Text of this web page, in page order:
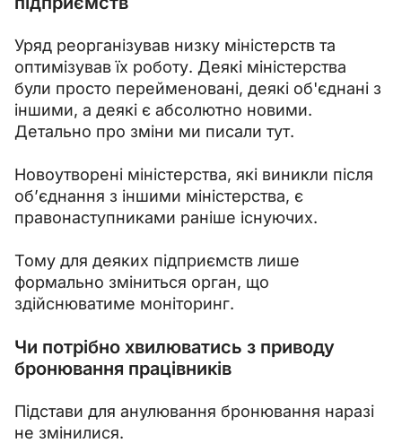
Уряд реорганізував низку міністерств та
оптимізував їх роботу. Деякі міністерства
були просто перейменовані, деякі об'єднані з
іншими, а деякі є абсолютно новими.
Детально про зміни ми писали тут.
Новоутворені міністерства, які виникли після
об’єднання з іншими міністерства, є
правонаступниками раніше існуючих.
Тому для деяких підприємств лише
формально зміниться орган, що
здійснюватиме моніторинг.
Чи потрібно хвилюватись з приводу
бронювання працівників
Підстави для анулювання бронювання наразі
не змінилися.